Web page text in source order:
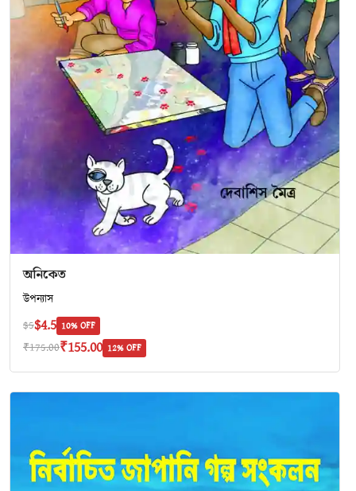
অনিকেত
উপন্যাস
$5$4.5 10% OFF
₹175.00₹155.00 12% OFF